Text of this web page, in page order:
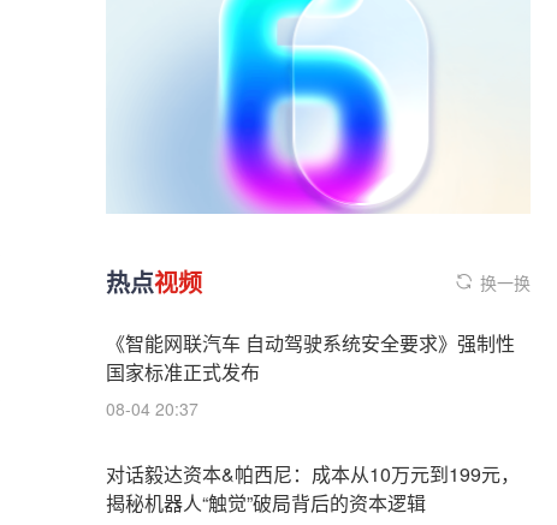
热点视频 换一换
《智能网联汽车 自动驾驶系统安全要求》强制性
国家标准正式发布
08-04 20:37
对话毅达资本&帕西尼：成本从10万元到199元，
揭秘机器人“触觉”破局背后的资本逻辑